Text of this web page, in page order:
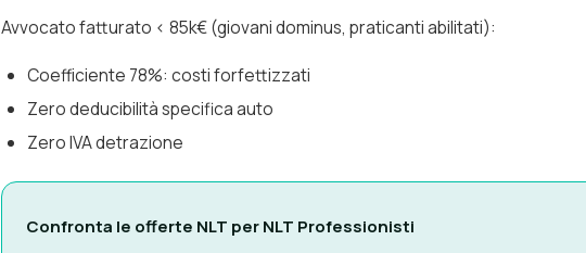
Avvocato fatturato < 85k€ (giovani dominus, praticanti abilitati):
Coefficiente 78%: costi forfettizzati
Zero deducibilità specifica auto
Zero IVA detrazione
Confronta le offerte NLT per NLT Professionisti